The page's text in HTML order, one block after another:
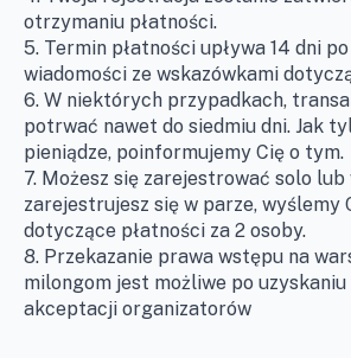
otrzymaniu płatności.
5. Termin płatności upływa 14 dni
wiadomości ze wskazówkami
6. W niektórych przypadkach,
potrwać nawet do siedmiu dni. Jak
pieniądze, poinformujemy Cię o tym.
7. Możesz się zarejestrować solo lub
zarejestrujesz się w parze, wyślemy
dotyczące płatności za 2 osoby.
8. Przekazanie prawa wstępu na
milongom jest możliwe po uzyskaniu
akceptacji organizatorów